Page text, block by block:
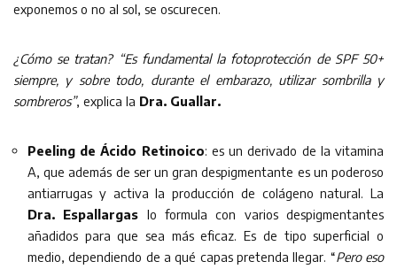
exponemos o no al sol, se oscurecen.
¿Cómo se tratan? “Es fundamental la fotoprotección de SPF 50+
siempre, y sobre todo, durante el embarazo, utilizar sombrilla y
sombreros”, explica la Dra. Guallar.
Peeling de Ácido Retinoico: es un derivado de la vitamina
A, que además de ser un gran despigmentante es un poderoso
antiarrugas y activa la producción de colágeno natural. La
Dra. Espallargas lo formula con varios despigmentantes
añadidos para que sea más eficaz. Es de tipo superficial o
medio, dependiendo de a qué capas pretenda llegar. “Pero eso